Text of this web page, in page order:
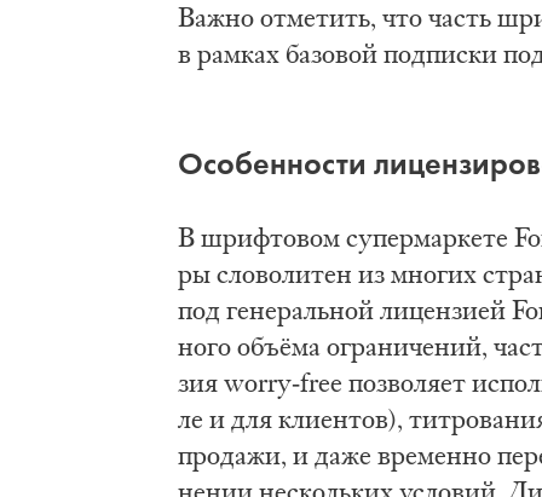
Важ­но от­ме­тить, что часть
в рам­ках ба­зо­вой под­пис­ки
Осо­бен­но­сти
В шриф­то­вом су­пер­мар­ке­те
ры сло­во­ли­тен из мно­гих
под ге­не­раль­ной ли­цен­зи­ей
но­го объ­ёма огра­ни­че­ний,
зия worry-free поз­во­ля­ет
ле и для кли­ен­тов),
про­да­жи, и да­же вре­мен­но